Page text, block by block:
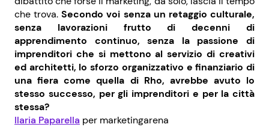
che trova.Secondo voi senza un retaggio culturale,
senza lavorazioni frutto di decenni di
apprendimento continuo, senza la passione di
imprenditori che si mettono al servizio di creativi
ed architetti, lo sforzo organizzativo e finanziario di
una fiera come quella di Rho, avrebbe avuto lo
stesso successo, per gli imprenditori e per la città
stessa?
Ilaria Paparella per marketingarena